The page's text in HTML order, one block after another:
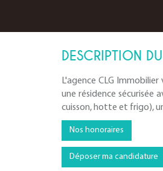
DESCRIPTION
L'agence CLG
une résidence sécurisée
cuisson, hotte et frigo),
Nos honoraires
Déposer ma candidature